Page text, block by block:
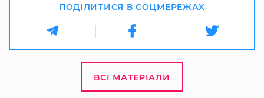
ПОДІЛИТИСЯ В СОЦМЕРЕЖАХ
ВСІ МАТЕРІАЛИ